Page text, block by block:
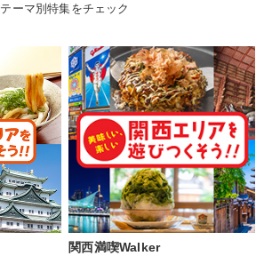
テーマ別特集をチェック
関西満喫Walker